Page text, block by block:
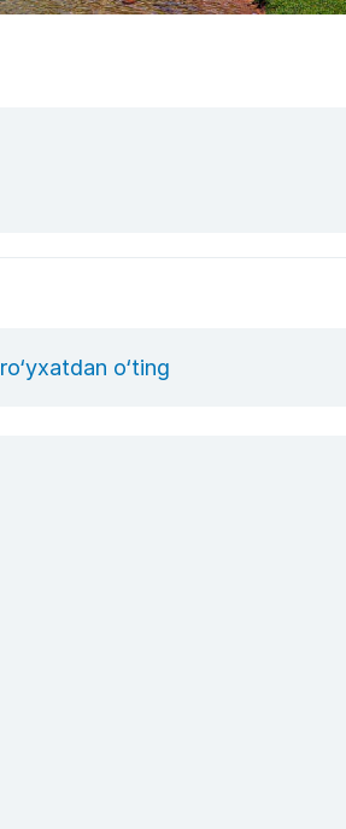
ro‘yxatdan o‘ting